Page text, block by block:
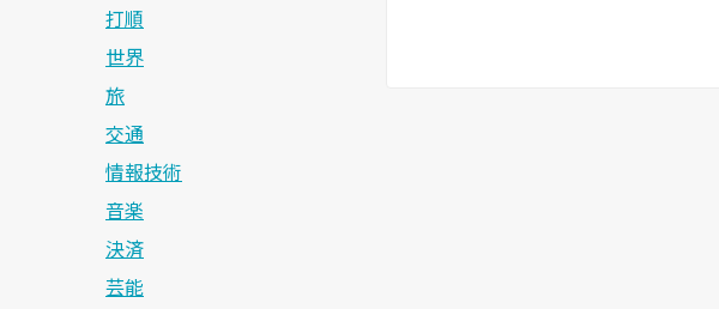
打順
世界
旅
交通
情報技術
音楽
決済
芸能